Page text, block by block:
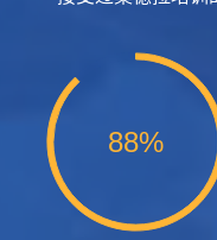
88%